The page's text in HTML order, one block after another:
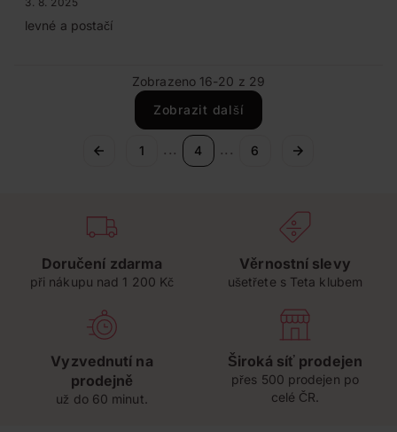
levné a postačí
Zobrazeno 16-20 z 29
Zobrazit další
1 ... 4 ... 6
Doručení zdarma
při nákupu nad 1 200 Kč
Věrnostní slevy
ušetřete s Teta klubem
Vyzvednutí na
prodejně
už do 60 minut.
Široká síť prodejen
přes 500 prodejen po
celé ČR.